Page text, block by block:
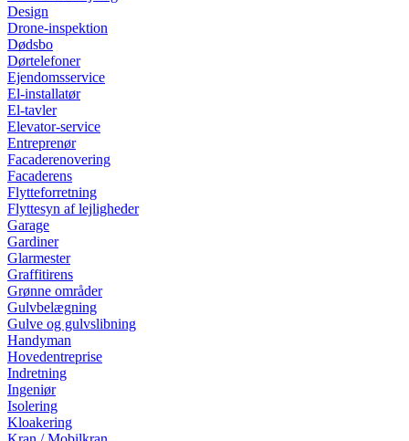
Design
Drone-inspektion
Dødsbo
Dørtelefoner
Ejendomsservice
El-installatør
El-tavler
Elevator-service
Entreprenør
Facaderenovering
Facaderens
Flytteforretning
Flyttesyn af lejligheder
Garage
Gardiner
Glarmester
Graffitirens
Grønne områder
Gulvbelægning
Gulve og gulvslibning
Handyman
Hovedentreprise
Indretning
Ingeniør
Isolering
Kloakering